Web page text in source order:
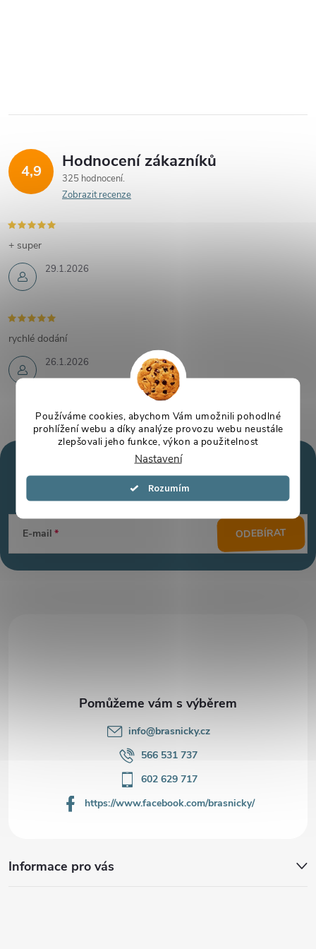
Používáme cookies, abychom Vám umožnili pohodlné
prohlížení webu a díky analýze provozu webu neustále
zlepšovali jeho funkce, výkon a použitelnost
Nastavení
Souhlasím
4,9 Hodnocení zákazníků
325 hodnocení
Zobrazit recenze
29.1.2026
+ super
26.1.2026
rychlé dodání
p
Mějte přehled o novinkách
a slevách
E-mail ODEBÍRAT
info@brasnicky.cz
566 531 737
602 629 717
https://www.facebook.com/brasnicky/
Informace pro vás